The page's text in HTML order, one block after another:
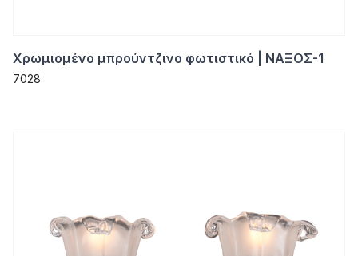
Χρωμιομένο μπρούντζινο φωτιστικό | ΝΑΞΟΣ-1
7028